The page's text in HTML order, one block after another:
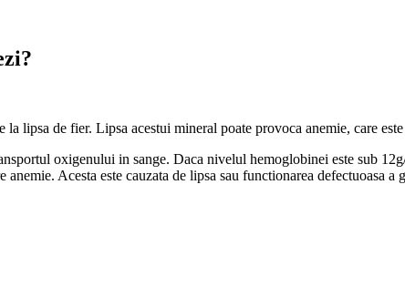
lipsa de fier. Lipsa acestui mineral poate provoca anemie, care
oxigenului in sange. Daca nivelul hemoglobinei este sub
Acesta este cauzata de lipsa sau functionarea